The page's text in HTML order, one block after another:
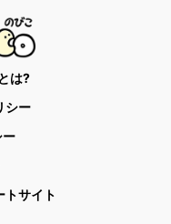
は?
シー
トサイト